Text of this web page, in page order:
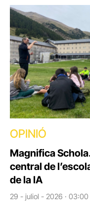
OPINIÓ
Magnifica
central de
de la IA
29 - juliol - 2026 · 03:00